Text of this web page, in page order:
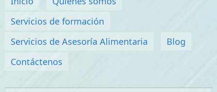
Servicios de formación
Servicios de Asesoría Alimentaria
Blog
Contáctenos